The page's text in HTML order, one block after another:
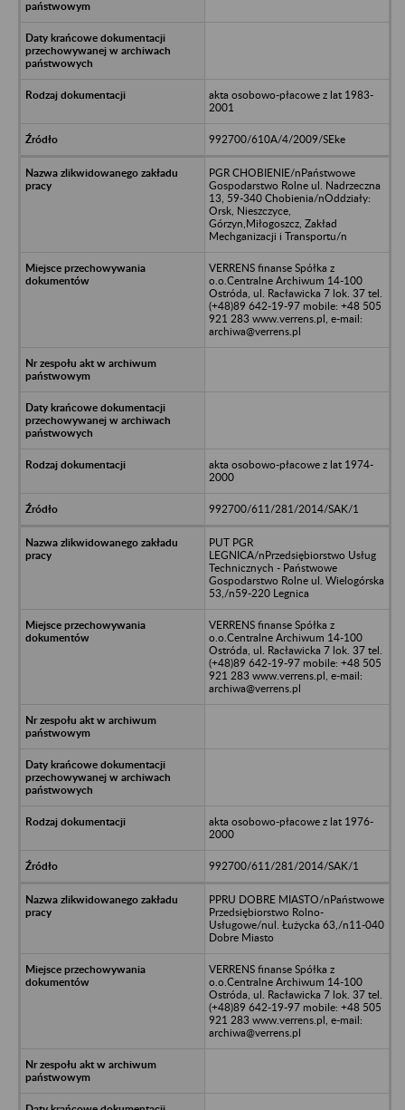
akta osobowo-płacowe z lat 1983-
2001
992700/610A/4/2009/SEke
PGR CHOBIENIE/nPaństwowe
Gospodarstwo Rolne ul. Nadrzeczna
13, 59-340 Chobienia/nOddziały:
Orsk, Nieszczyce,
Górzyn,Miłogoszcz, Zakład
Mechganizacji i Transportu/n
VERRENS finanse Spółka z
o.o.Centralne Archiwum 14-100
Ostróda, ul. Racławicka 7 lok. 37 tel.
(+48)89 642-19-97 mobile: +48 505
921 283 www.verrens.pl, e-mail:
archiwa@verrens.pl
akta osobowo-płacowe z lat 1974-
2000
992700/611/281/2014/SAK/1
PUT PGR
LEGNICA/nPrzedsiębiorstwo Usług
Technicznych - Państwowe
Gospodarstwo Rolne ul. Wielogórska
53,/n59-220 Legnica
VERRENS finanse Spółka z
o.o.Centralne Archiwum 14-100
Ostróda, ul. Racławicka 7 lok. 37 tel.
(+48)89 642-19-97 mobile: +48 505
921 283 www.verrens.pl, e-mail:
archiwa@verrens.pl
akta osobowo-płacowe z lat 1976-
2000
992700/611/281/2014/SAK/1
PPRU DOBRE MIASTO/nPaństwowe
Przedsiębiorstwo Rolno-
Usługowe/nul. Łużycka 63,/n11-040
Dobre Miasto
VERRENS finanse Spółka z
o.o.Centralne Archiwum 14-100
Ostróda, ul. Racławicka 7 lok. 37 tel.
(+48)89 642-19-97 mobile: +48 505
921 283 www.verrens.pl, e-mail:
archiwa@verrens.pl